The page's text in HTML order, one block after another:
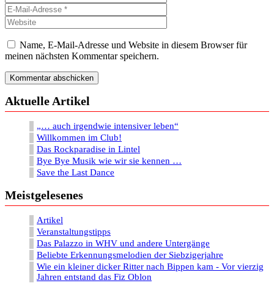
Mail-
Adresse
Name, E-Mail-Adresse und Website in diesem Browser für
meinen nächsten Kommentar speichern.
Aktuelle Artikel
„… auch irgendwie intensiver leben“
Willkommen im Club!
Das Rockparadise in Lintel
Bye Bye Musik wie wir sie kennen …
Save the Last Dance
Meistgelesenes
Artikel
Veranstaltungstipps
Das Palazzo in WHV und andere Untergänge
Beliebte Erkennungsmelodien der Siebzigerjahre
Wie ein kleiner dicker Ritter nach Bippen kam - Vor vierzig
Jahren entstand das Fiz Oblon